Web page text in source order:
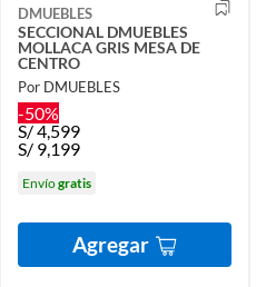
DMUEBLES
SECCIONAL DMUEBLES
MOLLACA GRIS MESA DE
CENTRO
Por DMUEBLES
-50%
S/4,599
S/ 9,199
Envíogratis
Agregar